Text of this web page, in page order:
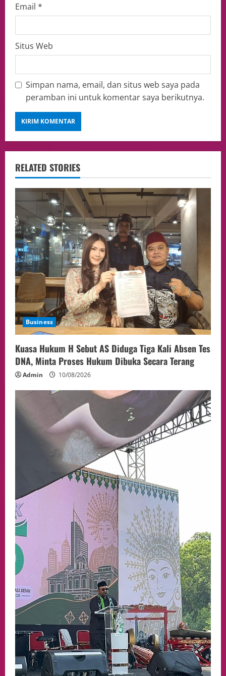
Email *
Situs Web
Simpan nama, email, dan situs web saya pada
peramban ini untuk komentar saya berikutnya.
RELATED STORIES
Business
Kuasa Hukum H Sebut AS Diduga Tiga Kali Absen Tes
DNA, Minta Proses Hukum Dibuka Secara Terang
Admin 10/08/2026